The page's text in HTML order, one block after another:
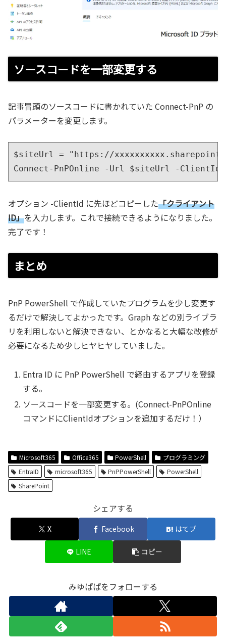
ソースコードを一部変更する
記事冒頭のソースコードに書かれていた Connect-PnP の
パラメーターを変更します。
$siteUrl = "https://
Connect-PnPOnline -Url $siteUrl -ClientId
オプション -ClientId に先ほどコピーした「クライアント
ID」を入力します。これで接続できるようになりました。
完了です！
まとめ
PnP PowerShell で作成していたプログラムを少し変更す
るだけで解決してよかったです。Graph などの別ライブラ
リを利用しないと解決できない、とかなると大幅な改修が
必要になるため少しヒヤヒヤしていました。
Entra ID に PnP PowerShell で経由するアプリを登録
する。
ソースコードを一部変更する。(Connect-PnPOnline
コマンドにClientIdオプションを追加するだけ！）
Microsoft365 Office365 PowerShell
プログラミング
EntraID
microsoft365 PnPPowerShell
PowerShell
SharePoint
シェアする
X Facebook はてブ
LINE コピー
みゆぱぱをフォローする